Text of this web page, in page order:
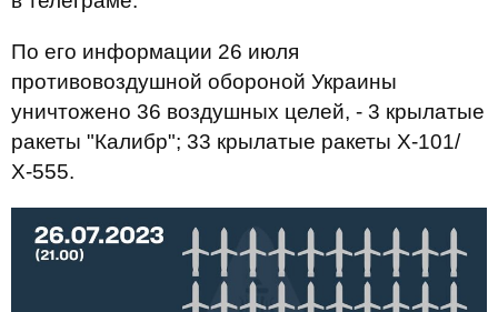
По его информации 26 июля
противовоздушной обороной Украины
уничтожено 36 воздушных целей, - 3 крылатые
ракеты "Калибр"; 33 крылатые ракеты Х-101/
Х-555.